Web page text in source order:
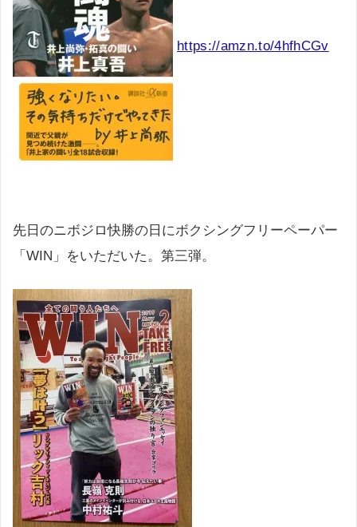
https://amzn.to/4hfhCGv
先日のニボジロ快勝の日にボクシングフリーペーパー
「WIN」をいただいた。第三弾。